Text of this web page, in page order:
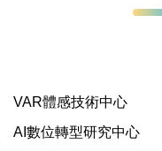
VAR體感技術中心
AI數位轉型研究中心